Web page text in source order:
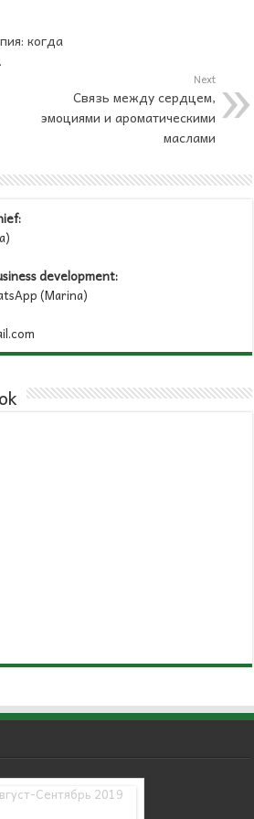
когда
Next
Связь между сердцем,
эмоциями и ароматическими
маслами
development:
(Marina)